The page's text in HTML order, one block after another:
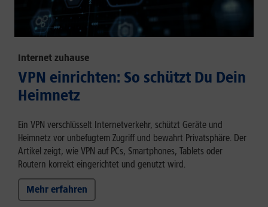
Internet zuhause
VPN einrichten: So schützt Du Dein
Heimnetz
Ein VPN verschlüsselt Internetverkehr, schützt Geräte und
Heimnetz vor unbefugtem Zugriff und bewahrt Privatsphäre. Der
Artikel zeigt, wie VPN auf PCs, Smartphones, Tablets oder
Routern korrekt eingerichtet und genutzt wird.
Mehr erfahren